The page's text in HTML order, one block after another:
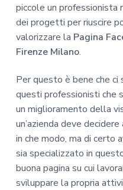
piccole un professionista
dei progetti per riuscire
valorizzare la Pagina
Firenze Milano.
Per questo è bene che ci
questi professionisti che
un miglioramento della
un’azienda deve
in che modo, ma di certo
sia specializzato in
buona pagina su cui
sviluppare la propria